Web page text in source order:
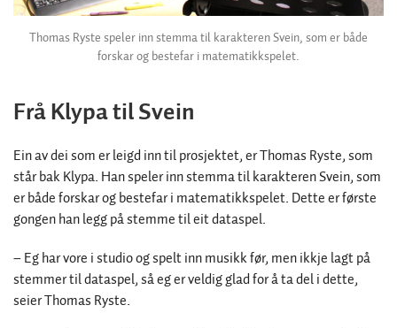
Thomas Ryste speler inn stemma til karakteren Svein, som er både
forskar og bestefar i matematikkspelet.
Frå Klypa til Svein
Ein av dei som er leigd inn til prosjektet, er Thomas Ryste, som
står bak Klypa. Han speler inn stemma til karakteren Svein, som
er både forskar og bestefar i matematikkspelet. Dette er første
gongen han legg på stemme til eit dataspel.
– Eg har vore i studio og spelt inn musikk før, men ikkje lagt på
stemmer til dataspel, så eg er veldig glad for å ta del i dette,
seier Thomas Ryste.